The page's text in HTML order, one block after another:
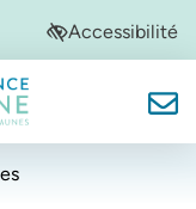
onglet)Accessibilité
Garonne